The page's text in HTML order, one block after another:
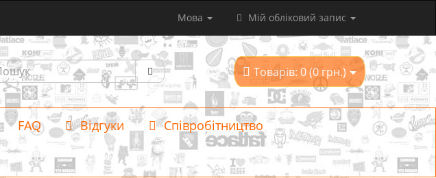
Мова Мій обліковий запис
Товарів: 0 (0 грн.)
FAQ Відгуки Співробітництво